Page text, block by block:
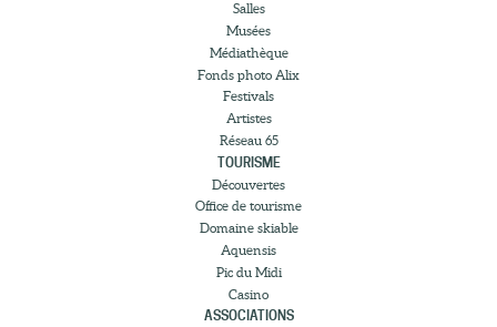
Salles
Musées
Médiathèque
Fonds photo Alix
Festivals
Artistes
Réseau 65
TOURISME
Découvertes
Office de tourisme
Domaine skiable
Aquensis
Pic du Midi
Casino
ASSOCIATIONS